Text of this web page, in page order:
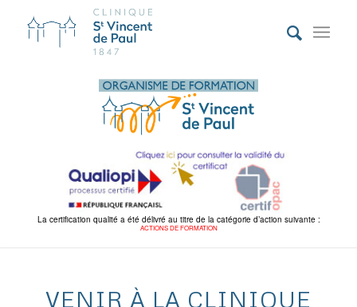
La certification qualité a été délivré au titre de la catégorie d’action suivante :
ACTIONS DE FORMATION
VENIR À LA CLINIQUE